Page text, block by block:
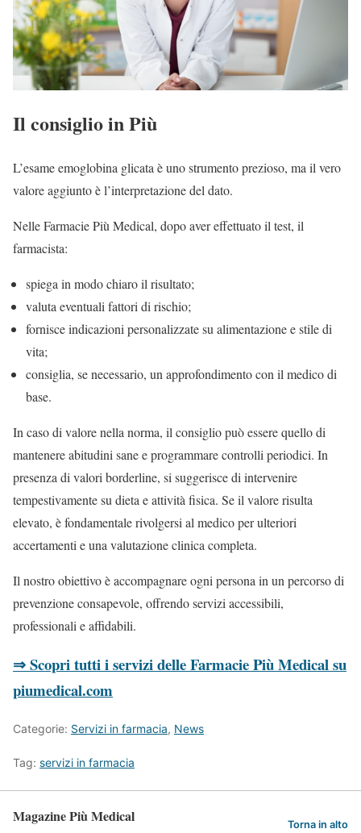
Il consiglio in Più
L’esame emoglobina glicata è uno strumento prezioso, ma il vero
valore aggiunto è l’interpretazione del dato.
Nelle Farmacie Più Medical, dopo aver effettuato il test, il
farmacista:
spiega in modo chiaro il risultato;
valuta eventuali fattori di rischio;
fornisce indicazioni personalizzate su alimentazione e stile di
vita;
consiglia, se necessario, un approfondimento con il medico di
base.
In caso di valore nella norma, il consiglio può essere quello di
mantenere abitudini sane e programmare controlli periodici. In
presenza di valori borderline, si suggerisce di intervenire
tempestivamente su dieta e attività fisica. Se il valore risulta
elevato, è fondamentale rivolgersi al medico per ulteriori
accertamenti e una valutazione clinica completa.
Il nostro obiettivo è accompagnare ogni persona in un percorso di
prevenzione consapevole, offrendo servizi accessibili,
professionali e affidabili.
⇒ Scopri tutti i servizi delle Farmacie Più Medical su
piumedical.com
Categorie: Servizi in farmacia, News
Tag: servizi in farmacia
Magazine Più Medical Torna in alto